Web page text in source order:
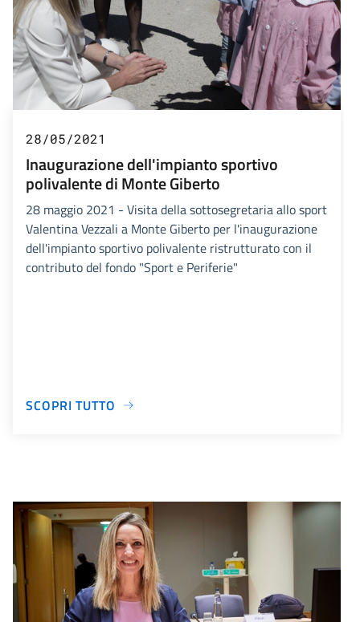
28/05/2021
Inaugurazione dell'impianto sportivo
polivalente di Monte Giberto
28 maggio 2021 - Visita della sottosegretaria allo sport
Valentina Vezzali a Monte Giberto per l'inaugurazione
dell'impianto sportivo polivalente ristrutturato con il
contributo del fondo "Sport e Periferie"
SCOPRI TUTTO